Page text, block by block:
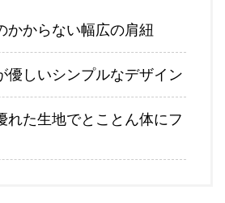
かからない幅広の肩紐
優しいシンプルなデザイン
れた生地でとことん体にフ